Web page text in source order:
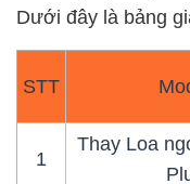
Dưới đây là bảng
STT
1
Thay Loa